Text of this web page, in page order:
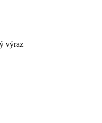
výraz